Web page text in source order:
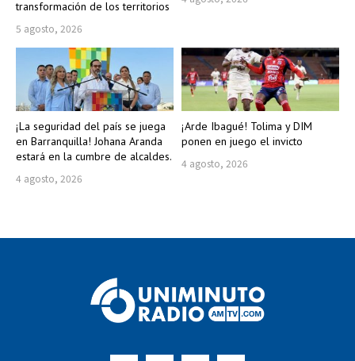
transformación de los territorios
5 agosto, 2026
¡La seguridad del país se juega
en Barranquilla! Johana Aranda
estará en la cumbre de alcaldes.
4 agosto, 2026
¡Arde Ibagué! Tolima y DIM
ponen en juego el invicto
4 agosto, 2026